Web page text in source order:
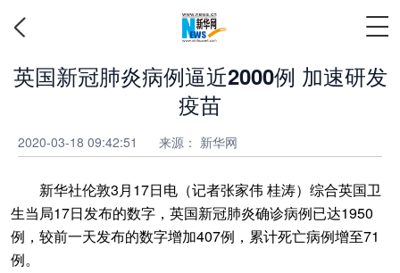
英国新冠肺炎病例逼近2000例 加速研发
疫苗
2020-03-18 09:42:51 来源： 新华网
新华社伦敦3月17日电（记者张家伟 桂涛）综合英国卫
生当局17日发布的数字，英国新冠肺炎确诊病例已达1950
例，较前一天发布的数字增加407例，累计死亡病例增至71
例。